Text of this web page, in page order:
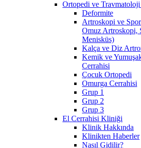
Ortopedi ve
Deformite
Artroskopi ve
Omuz Artroskopi,
Menisküs)
Kalça ve Diz
Kemik ve
Cerrahisi
Çocuk Ortopedi
Omurga Cerrahisi
Grup 1
Grup 2
Grup 3
El Cerrahisi Kliniği
Klinik Hakkında
Klinikten Haberler
Nasıl Gidilir?